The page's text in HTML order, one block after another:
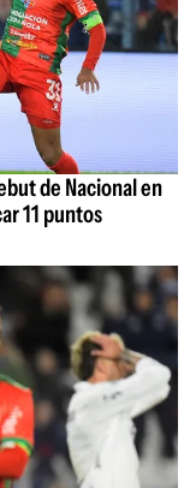
de Nacional en
11 puntos